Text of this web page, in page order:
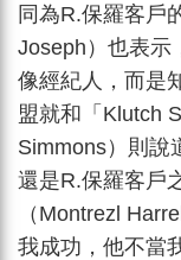
同為R.保羅客戶
Joseph）也表示
像經紀人，而是
盟就和「Klutch
Simmons）則說
還是R.保羅客戶
（Montrezl
我成功，他不當